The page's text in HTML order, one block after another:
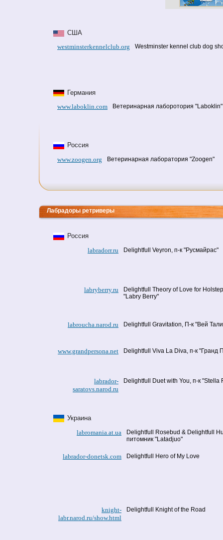
США
westminsterkennelclub.org
Westminster kennel club dog
Германия
www.laboklin.com
Ветеринарная лаборотория "Laboklin"
Россия
www.zoogen.org
Ветеринарная лаборатория "Zoogen"
Лабрадоры ретриверы
Россия
labradorr.ru
Delightfull Veyron, п-к "Русмайрас"
labryberry.ru
Delightfull Theory of Love for
"Labry Berry"
labroucha.narod.ru Delightfull Gravitation, П-к "Вей
www.grandpersona.net Delightfull Viva La Diva, п-к "Гранд
labrador-
saratovs.narod.ru
Delightfull Duet with You, п-к "Stella
Украина
labromania.at.ua
Delightfull Rosebud & Delightfull
питомник "Latadjuo"
labrador-donetsk.com Delightfull Hero of My Love
knight-
labr.narod.ru/show.html
Delightfull Knight of the Road